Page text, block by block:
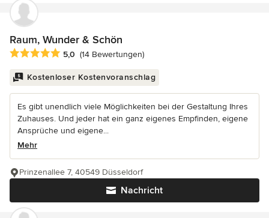
Raum, Wunder & Schön
Durchschnittliche Bewertung: 5 von 5 Sternen
5,0 (14 Bewertungen)
Kostenloser Kostenvoranschlag
Es gibt unendlich viele Möglichkeiten bei der Gestaltung Ihres
Zuhauses. Und jeder hat ein ganz eigenes Empfinden, eigene
Ansprüche und eigene...
Mehr
Nachricht
Prinzenallee 7, 40549 Düsseldorf